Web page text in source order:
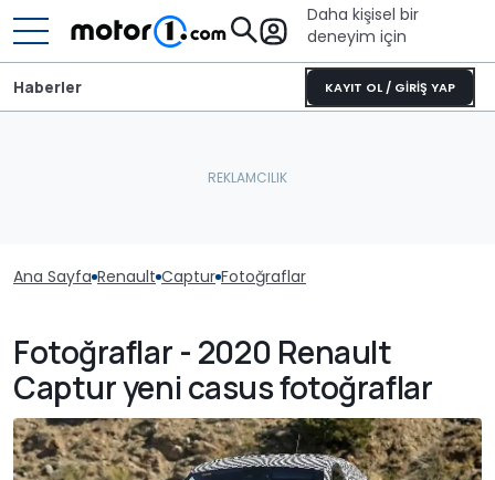
Daha kişisel bir
deneyim için
KAYIT OL / GİRİŞ YAP
Haberler
Ana Sayfa Renault Captur Fotoğraflar
Fotoğraflar - 2020 Renault
Captur yeni casus fotoğraflar